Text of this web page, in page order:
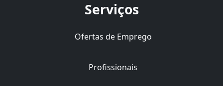
Serviços
Ofertas de Emprego
Profissionais